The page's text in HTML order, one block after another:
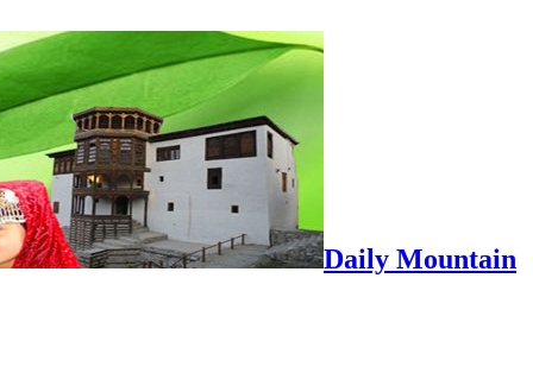
Daily Mountain